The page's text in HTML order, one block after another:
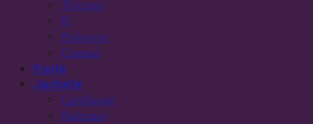
Tricouri
II
Pulovere
Camasi
Fuste
Jachete
Cardigane
Paltoane